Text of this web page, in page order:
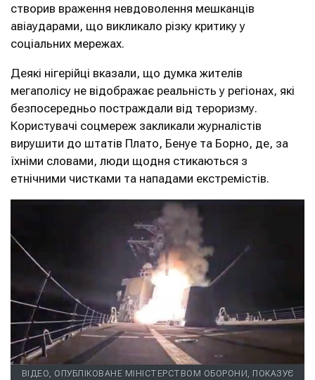
створив враження невдоволення мешканців
авіаударами, що викликало різку критику у
соціальних мережах.
Деякі нігерійці вказали, що думка жителів
мегаполісу не відображає реальність у регіонах, які
безпосередньо постраждали від тероризму.
Користувачі соцмереж закликали журналістів
вирушити до штатів Плато, Бенуе та Борно, де, за
їхніми словами, люди щодня стикаються з
етнічними чистками та нападами екстремістів.
ВІДЕО, ОПУБЛІКОВАНЕ МІНІСТЕРСТВОМ ОБОРОНИ, ПОКАЗУЄ